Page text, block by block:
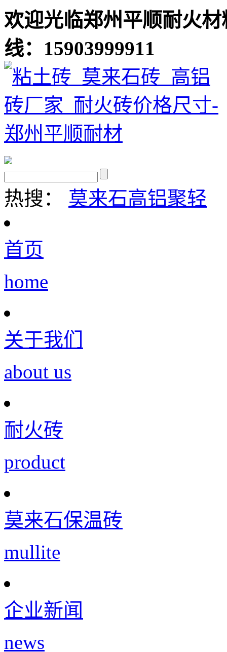
欢迎光临郑州平顺耐火
线：15903999911
热搜： 莫来石高铝聚轻
首页
home
关于我们
about us
耐火砖
product
莫来石保温砖
mullite
企业新闻
news